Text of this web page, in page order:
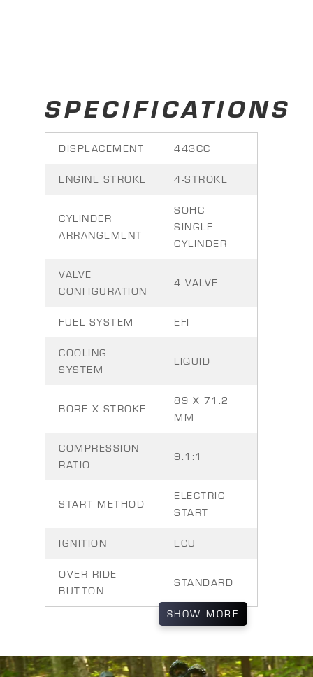
SPECIFICATIONS
DISPLACEMENT 443CC
ENGINE STROKE 4-STROKE
CYLINDER
ARRANGEMENT
SOHC
SINGLE-
CYLINDER
VALVE
CONFIGURATION
4 VALVE
FUEL SYSTEM EFI
COOLING
SYSTEM
LIQUID
BORE X STROKE
89 X 71.2
MM
COMPRESSION
RATIO
9.1:1
START METHOD
ELECTRIC
START
IGNITION ECU
OVER RIDE
BUTTON
STANDARD
SHOW MORE